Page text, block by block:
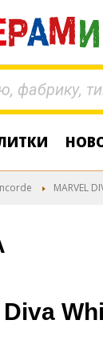
MARVEL
Diva